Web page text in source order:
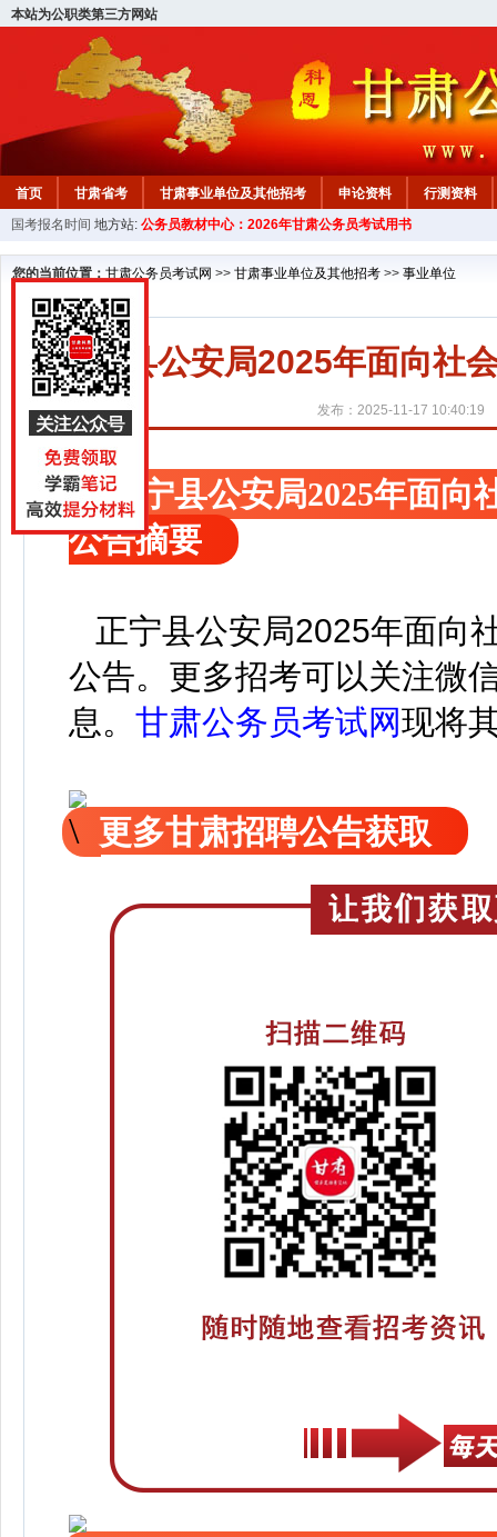
本站为公职类第三方网站
首页 甘肃省考 甘肃事业单位及其他招考 申论资料
行测资料
国考报名时间 地方站: 公务员教材中心：2026年甘肃公务员考试用书
您的当前位置： 甘肃公务员考试网 >> 甘肃事业单位及其他招考 >> 事业单位
正宁县公安局2025年面向社
发布：2025-11-17 10:40:19
正宁县公安局2025年面向
公告摘要
正宁县公安局2025年面向
公告。 更多招考可以关注微
息。 甘肃公务员考试网现将
更多甘肃招聘公告获取